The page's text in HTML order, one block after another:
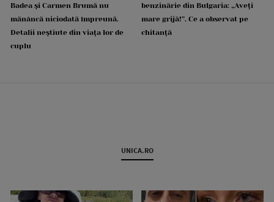
Badea și Carmen Brumă nu
mănâncă niciodată împreună.
Detalii neștiute din viața lor de
cuplu
benzinărie din Bulgaria: „Aveți
mare grijă!”. Ce a observat pe
chitanță
UNICA.RO